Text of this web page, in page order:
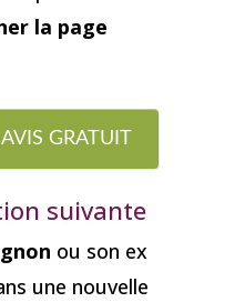
la page
GRATUIT
suivante
ou son ex
une nouvelle